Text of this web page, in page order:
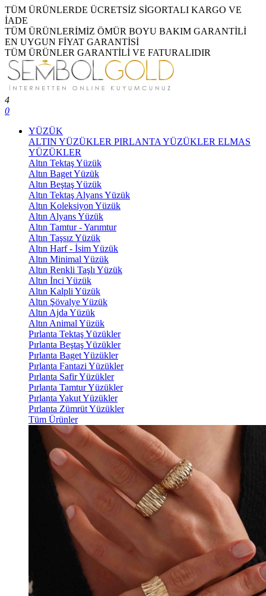
TÜM ÜRÜNLERDE ÜCRETSİZ SİGORTALI KARGO VE
İADE
TÜM ÜRÜNLERİMİZ ÖMÜR BOYU BAKIM GARANTİLİ
EN UYGUN FİYAT GARANTİSİ
TÜM ÜRÜNLER GARANTİLİ VE FATURALIDIR
4
0
YÜZÜK
ALTIN YÜZÜKLER PIRLANTA YÜZÜKLER ELMAS
YÜZÜKLER
Altın Tektaş Yüzük
Altın Baget Yüzük
Altın Beştaş Yüzük
Altın Tektaş Alyans Yüzük
Altın Koleksiyon Yüzük
Altın Alyans Yüzük
Altın Tamtur - Yarımtur
Altın Taşsız Yüzük
Altın Harf - İsim Yüzük
Altın Minimal Yüzük
Altın Renkli Taşlı Yüzük
Altın İnci Yüzük
Altın Kalpli Yüzük
Altın Şövalye Yüzük
Altın Ajda Yüzük
Altın Animal Yüzük
Pırlanta Tektaş Yüzükler
Pırlanta Beştaş Yüzükler
Pırlanta Baget Yüzükler
Pırlanta Fantazi Yüzükler
Pırlanta Safir Yüzükler
Pırlanta Tamtur Yüzükler
Pırlanta Yakut Yüzükler
Pırlanta Zümrüt Yüzükler
Tüm Ürünler